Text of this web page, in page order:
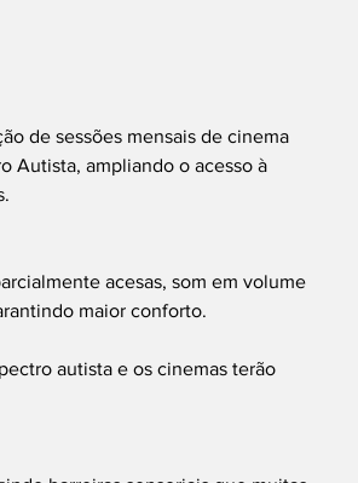
de sessões mensais de cinema
Autista, ampliando o acesso à
acesas, som em volume
maior conforto.
autista e os cinemas terão